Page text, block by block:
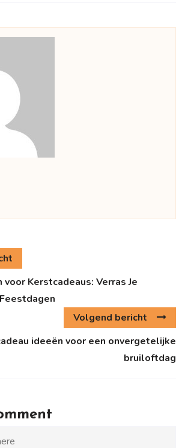
Kerstcadeaus: Verras Je
Volgend bericht
ideeën voor een onvergetelijke
bruiloftdag